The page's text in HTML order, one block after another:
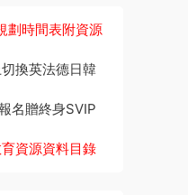
劃時間表附資源
換英法德日韓
名贈終身SVIP
資源資料目錄